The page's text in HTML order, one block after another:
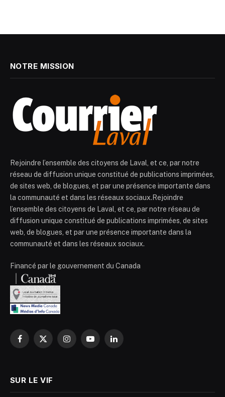
NOTRE MISSION
Rejoindre l’ensemble des citoyens de Laval, et ce, par notre
réseau de diffusion unique constitué de publications imprimées,
de sites web, de blogues, et par une présence importante dans
la communauté et dans les réseaux sociaux.Rejoindre
l’ensemble des citoyens de Laval, et ce, par notre réseau de
diffusion unique constitué de publications imprimées, de sites
web, de blogues, et par une présence importante dans la
communauté et dans les réseaux sociaux.
Financé par le gouvernement du Canada
Facebook
X
InstagramYouTubeLinkedIn
SUR LE VIF